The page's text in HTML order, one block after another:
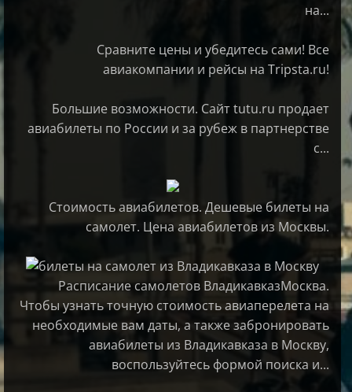
на...
Сравните цены и убедитесь сами! Все
авиакомпании и рейсы на Tripsta.ru!
Большие возможности. Сайт tutu.ru продает
авиабилеты по России и за рубеж в партнерстве
с...
Стоимость авиабилетов. Дешевые билеты на
самолет. Цена авиабилетов из Москвы.
Расписание самолетов ВладикавказМосква.
Чтобы узнать точную стоимость авиаперелета на
необходимые вам даты, а также забронировать
авиабилеты из Владикавказа в Москву,
воспользуйтесь формой поиска и...